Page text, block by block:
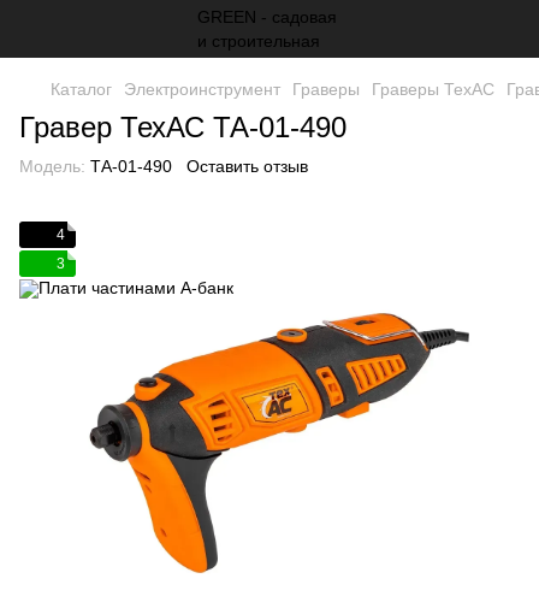
Каталог Электроинструмент Граверы Граверы ТехАС
Гравер ТехАС ТА-01-490
Модель: ТА-01-490 Оставить отзыв
4
3